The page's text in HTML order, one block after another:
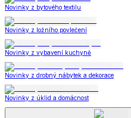
Novinky z bytového textilu
Novinky z ložního povlečení
Novinky z vybavení kuchyně
Novinky z drobný nábytek a dekorace
Novinky z úklid a domácnost